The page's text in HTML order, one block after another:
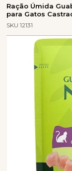
Ração Úmida
para Gatos
SKU 12131